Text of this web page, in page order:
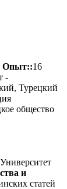
Опыт::16
-
Турецкий
общество
и
статей